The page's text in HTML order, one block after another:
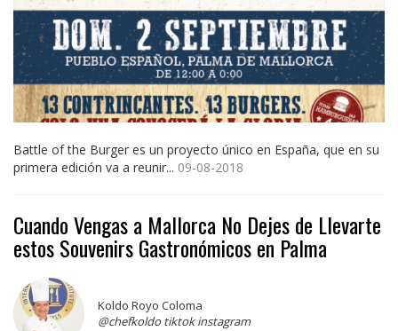
Battle of the Burger es un proyecto único en España, que en su
primera edición va a reunir... 09-08-2018
Cuando Vengas a Mallorca No Dejes de Llevarte
estos Souvenirs Gastronómicos en Palma
Koldo Royo Coloma
@chefkoldo tiktok instagram